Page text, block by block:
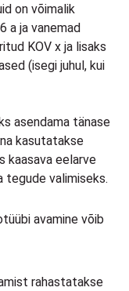
on võimalik
a ja vanemad
KOV x ja lisaks
(isegi juhul, kui
asendama tänase
kasutatakse
kaasava eelarve
tegude valimiseks.
avamine võib
rahastatakse